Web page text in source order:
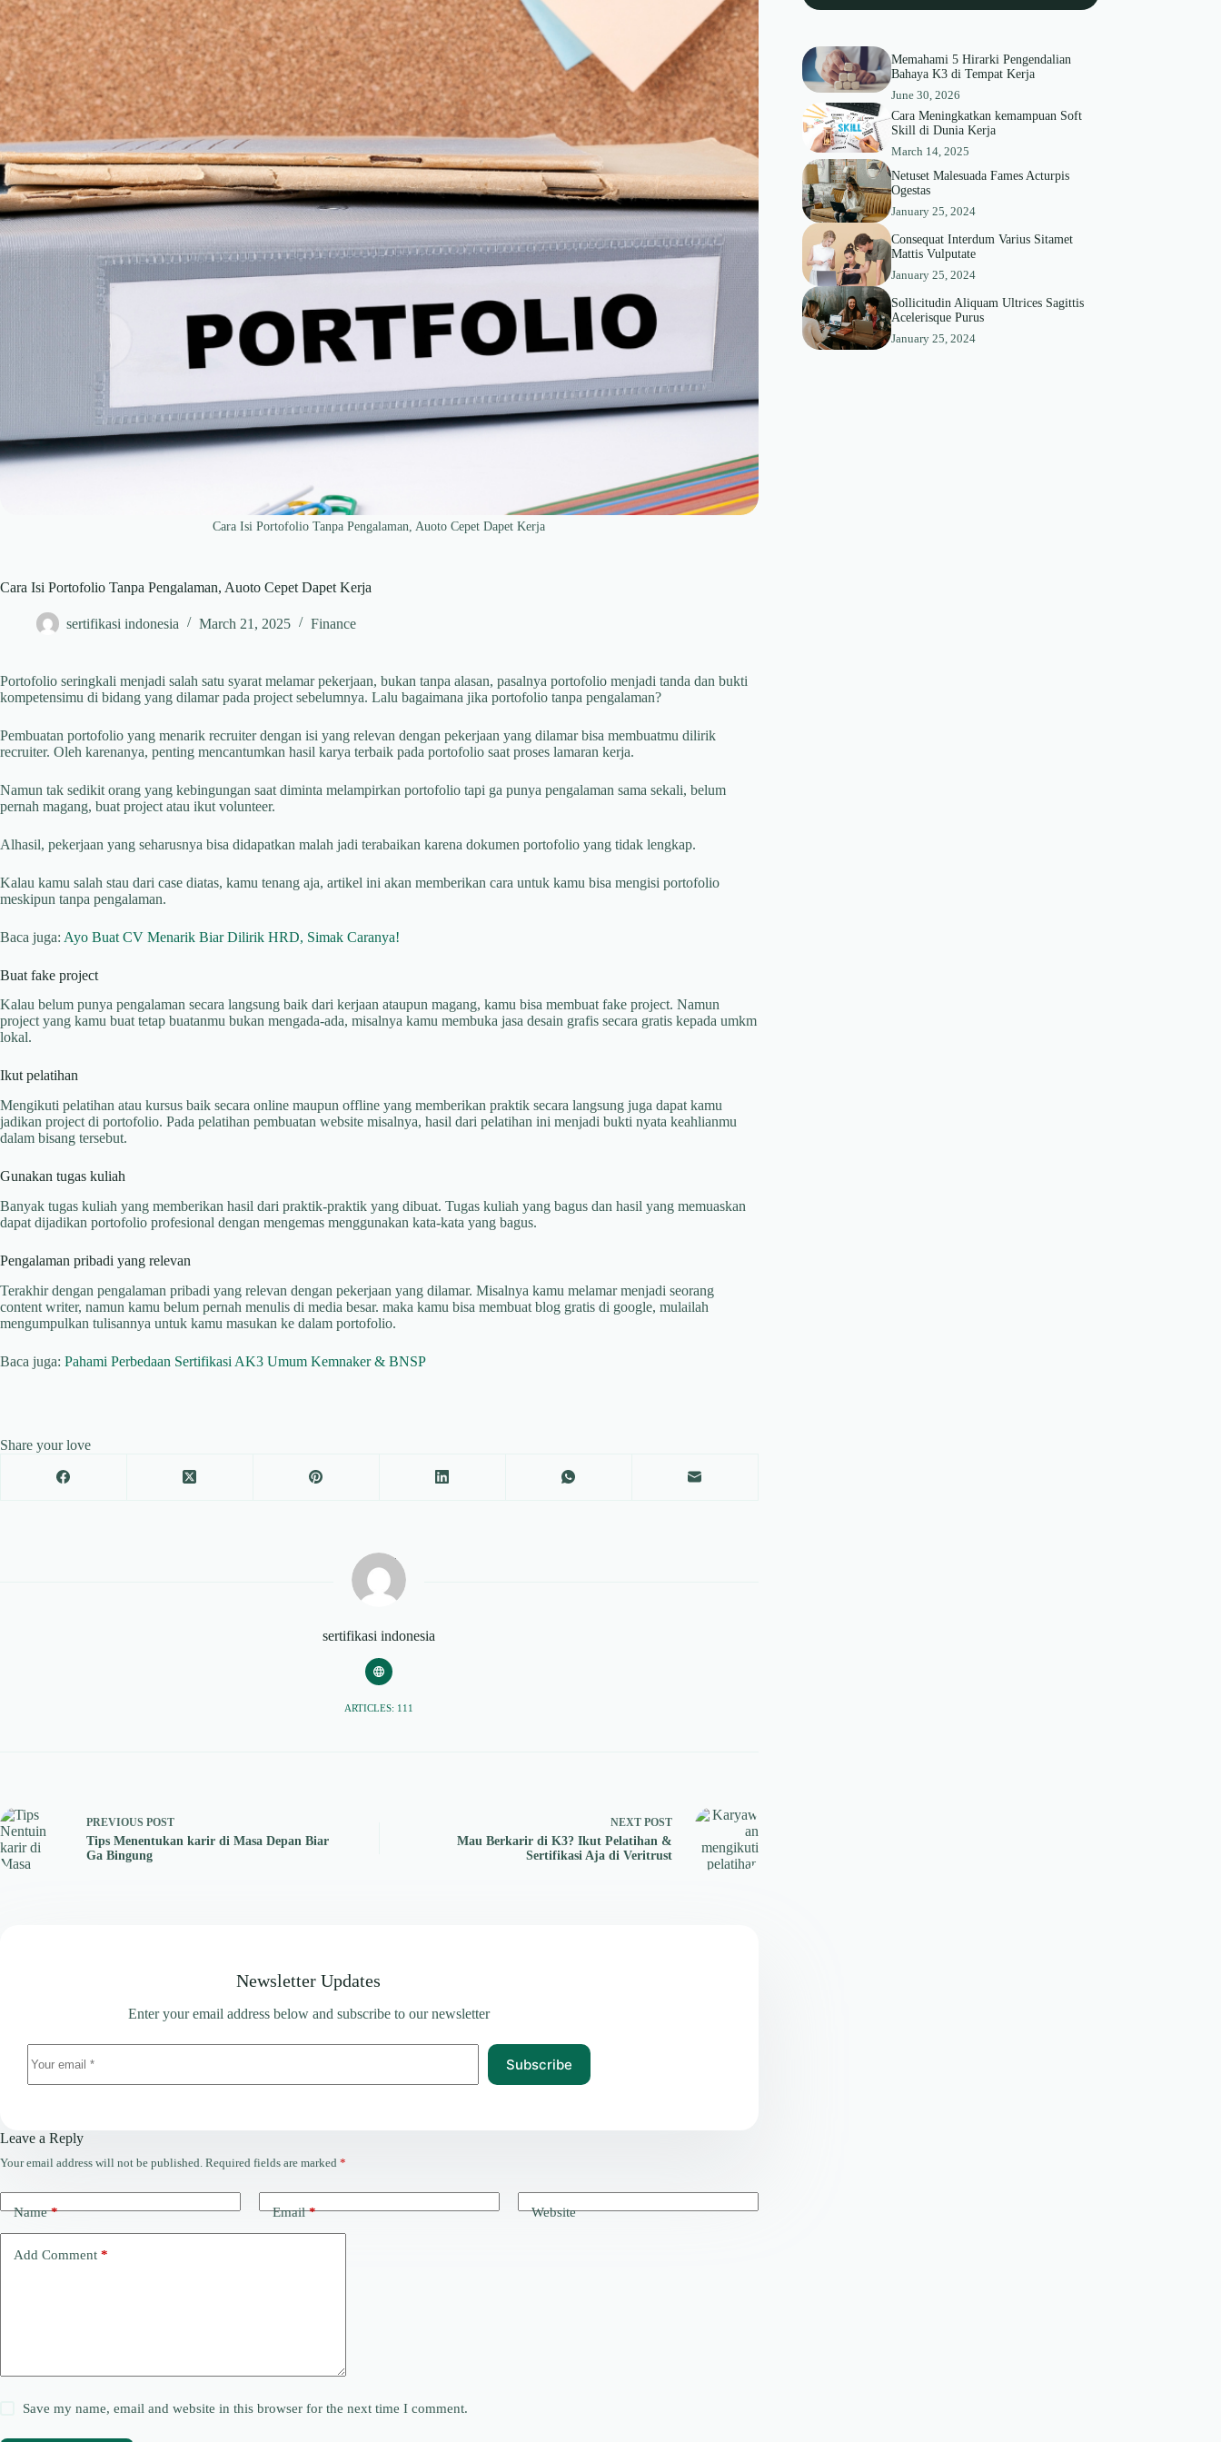
Cara Isi Portofolio Tanpa Pengalaman, Auoto Cepet Dapet Kerja
Cara Isi Portofolio Tanpa Pengalaman, Auoto Cepet Dapet Kerja
sertifikasi indonesia March 21, 2025 Finance
Portofolio seringkali menjadi salah satu syarat melamar pekerjaan, bukan tanpa alasan, pasalnya portofolio menjadi tanda dan bukti
kompetensimu di bidang yang dilamar pada project sebelumnya. Lalu bagaimana jika portofolio tanpa pengalaman?
Pembuatan portofolio yang menarik recruiter dengan isi yang relevan dengan pekerjaan yang dilamar bisa membuatmu dilirik
recruiter. Oleh karenanya, penting mencantumkan hasil karya terbaik pada portofolio saat proses lamaran kerja.
Namun tak sedikit orang yang kebingungan saat diminta melampirkan portofolio tapi ga punya pengalaman sama sekali, belum
pernah magang, buat project atau ikut volunteer.
Alhasil, pekerjaan yang seharusnya bisa didapatkan malah jadi terabaikan karena dokumen portofolio yang tidak lengkap.
Kalau kamu salah stau dari case diatas, kamu tenang aja, artikel ini akan memberikan cara untuk kamu bisa mengisi portofolio
meskipun tanpa pengalaman.
Baca juga: Ayo Buat CV Menarik Biar Dilirik HRD, Simak Caranya!
Buat fake project
Kalau belum punya pengalaman secara langsung baik dari kerjaan ataupun magang, kamu bisa membuat fake project. Namun
project yang kamu buat tetap buatanmu bukan mengada-ada, misalnya kamu membuka jasa desain grafis secara gratis kepada umkm
lokal.
Ikut pelatihan
Mengikuti pelatihan atau kursus baik secara online maupun offline yang memberikan praktik secara langsung juga dapat kamu
jadikan project di portofolio. Pada pelatihan pembuatan website misalnya, hasil dari pelatihan ini menjadi bukti nyata keahlianmu
dalam bisang tersebut.
Gunakan tugas kuliah
Banyak tugas kuliah yang memberikan hasil dari praktik-praktik yang dibuat. Tugas kuliah yang bagus dan hasil yang memuaskan
dapat dijadikan portofolio profesional dengan mengemas menggunakan kata-kata yang bagus.
Pengalaman pribadi yang relevan
Terakhir dengan pengalaman pribadi yang relevan dengan pekerjaan yang dilamar. Misalnya kamu melamar menjadi seorang
content writer, namun kamu belum pernah menulis di media besar. maka kamu bisa membuat blog gratis di google, mulailah
mengumpulkan tulisannya untuk kamu masukan ke dalam portofolio.
Baca juga: Pahami Perbedaan Sertifikasi AK3 Umum Kemnaker & BNSP
Share your love
sertifikasi indonesia
ARTICLES: 111
PREVIOUS POST
Tips Menentukan karir di Masa Depan Biar
Ga Bingung
NEXT POST
Mau Berkarir di K3? Ikut Pelatihan &
Sertifikasi Aja di Veritrust
Newsletter Updates
Enter your email address below and subscribe to our newsletter
Subscribe
Leave a Reply
Your email address will not be published. Required fields are marked *
Name* Email* Website
Add Comment *
Save my name, email and website in this browser for the next time I comment.
Memahami 5 Hirarki Pengendalian
Bahaya K3 di Tempat Kerja
June 30, 2026
Cara Meningkatkan kemampuan Soft
Skill di Dunia Kerja
March 14, 2025
Netuset Malesuada Fames Acturpis
Ogestas
January 25, 2024
Consequat Interdum Varius Sitamet
Mattis Vulputate
January 25, 2024
Sollicitudin Aliquam Ultrices Sagittis
Acelerisque Purus
January 25, 2024